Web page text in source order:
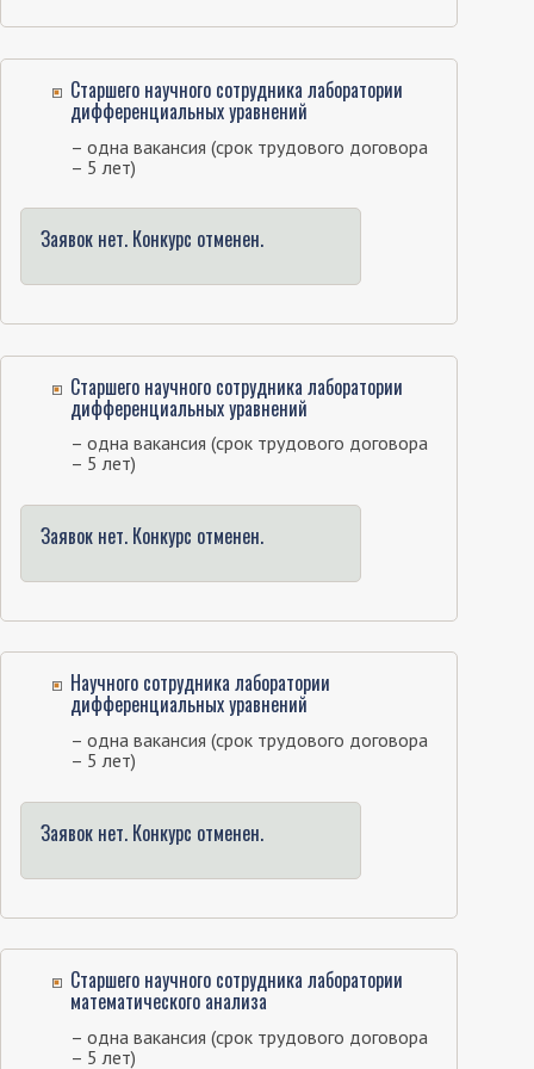
Старшего научного сотрудника лаборатории
дифференциальных уравнений
– одна вакансия (срок трудового договора
– 5 лет)
Заявок нет. Конкурс отменен.
Старшего научного сотрудника лаборатории
дифференциальных уравнений
– одна вакансия (срок трудового договора
– 5 лет)
Заявок нет. Конкурс отменен.
Научного сотрудника лаборатории
дифференциальных уравнений
– одна вакансия (срок трудового договора
– 5 лет)
Заявок нет. Конкурс отменен.
Старшего научного сотрудника лаборатории
математического анализа
– одна вакансия (срок трудового договора
– 5 лет)